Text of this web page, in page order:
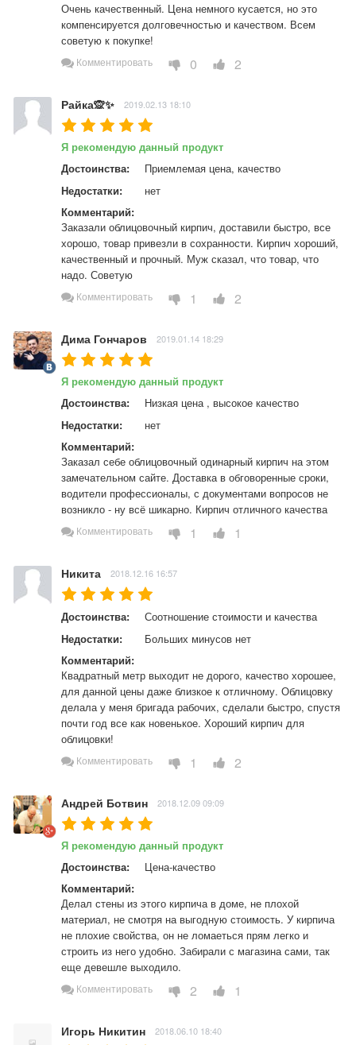
Очень качественный. Цена немного кусается, но это
компенсируется долговечностью и качеством. Всем
советую к покупке!
Комментировать 0 2
Райка🙊✨ 2019.02.13 18:10
Я рекомендую данный продукт
Достоинства:
Приемлемая цена, качество
Недостатки:
нет
Комментарий:
Заказали облицовочный кирпич, доставили быстро, все
хорошо, товар привезли в сохранности. Кирпич хороший,
качественный и прочный. Муж сказал, что товар, что
надо. Советую
Комментировать 1 2
Дима Гончаров 2019.01.14 18:29
Я рекомендую данный продукт
Достоинства:
Низкая цена , высокое качество
Недостатки:
нет
Комментарий:
Заказал себе облицовочный одинарный кирпич на этом
замечательном сайте. Доставка в обговоренные сроки,
водители профессионалы, с документами вопросов не
возникло - ну всё шикарно. Кирпич отличного качества
Комментировать 1 1
Никита 2018.12.16 16:57
Достоинства:
Соотношение стоимости и качества
Недостатки:
Больших минусов нет
Комментарий:
Квадратный метр выходит не дорого, качество хорошее,
для данной цены даже близкое к отличному. Облицовку
делала у меня бригада рабочих, сделали быстро, спустя
почти год все как новенькое. Хороший кирпич для
облицовки!
Комментировать 1 2
Андрей Ботвин 2018.12.09 09:09
Я рекомендую данный продукт
Достоинства:
Цена-качество
Комментарий:
Делал стены из этого кирпича в доме, не плохой
материал, не смотря на выгодную стоимость. У кирпича
не плохие свойства, он не ломаеться прям легко и
строить из него удобно. Забирали с магазина сами, так
еще девешле выходило.
Комментировать 2 1
Игорь Никитин 2018.06.10 18:40